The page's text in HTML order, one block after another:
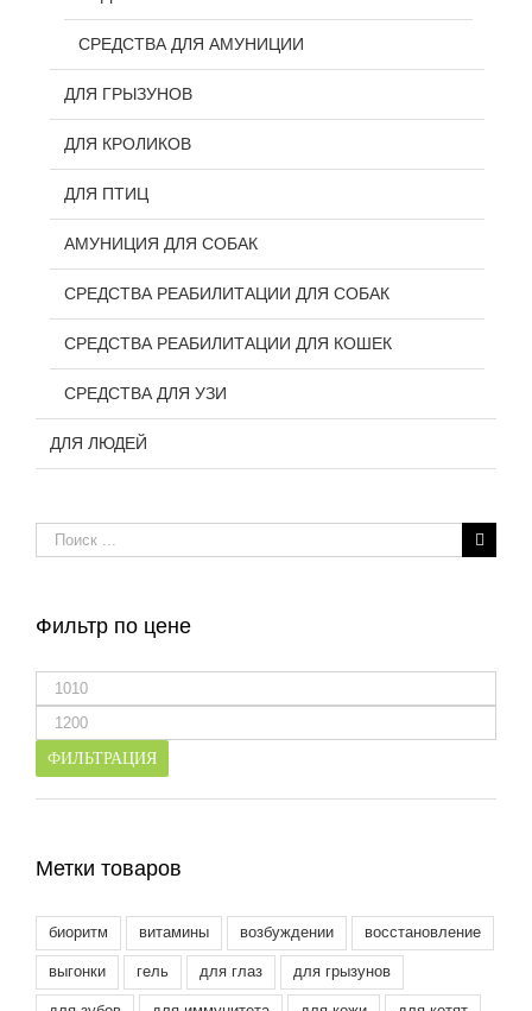
СРЕДСТВА ДЛЯ АМУНИЦИИ
ДЛЯ ГРЫЗУНОВ
ДЛЯ КРОЛИКОВ
ДЛЯ ПТИЦ
АМУНИЦИЯ ДЛЯ СОБАК
СРЕДСТВА РЕАБИЛИТАЦИИ ДЛЯ СОБАК
СРЕДСТВА РЕАБИЛИТАЦИИ ДЛЯ КОШЕК
СРЕДСТВА ДЛЯ УЗИ
ДЛЯ ЛЮДЕЙ
Результат
поиска:
Фильтр по цене
Минимальная
цена
Максимальная
цена
ФИЛЬТРАЦИЯ
Метки товаров
биоритм витамины возбуждении восстановление
выгонки гель для глаз для грызунов